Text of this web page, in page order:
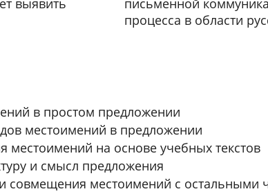
выявить
письменной
процесса в области
в простом предложении
местоимений в предложении
на основе учебных текстов
и смысл предложения
совмещения местоимений с остальными